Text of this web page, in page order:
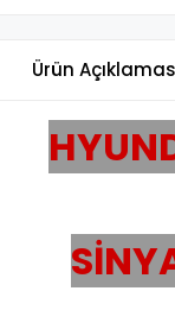
Ürün